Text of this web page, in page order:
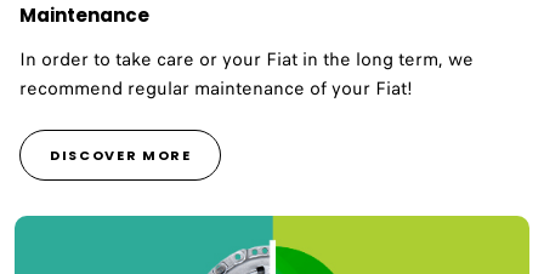
Maintenance
In order to take care or your Fiat in the long term, we
recommend regular maintenance of your Fiat!
DISCOVER MORE